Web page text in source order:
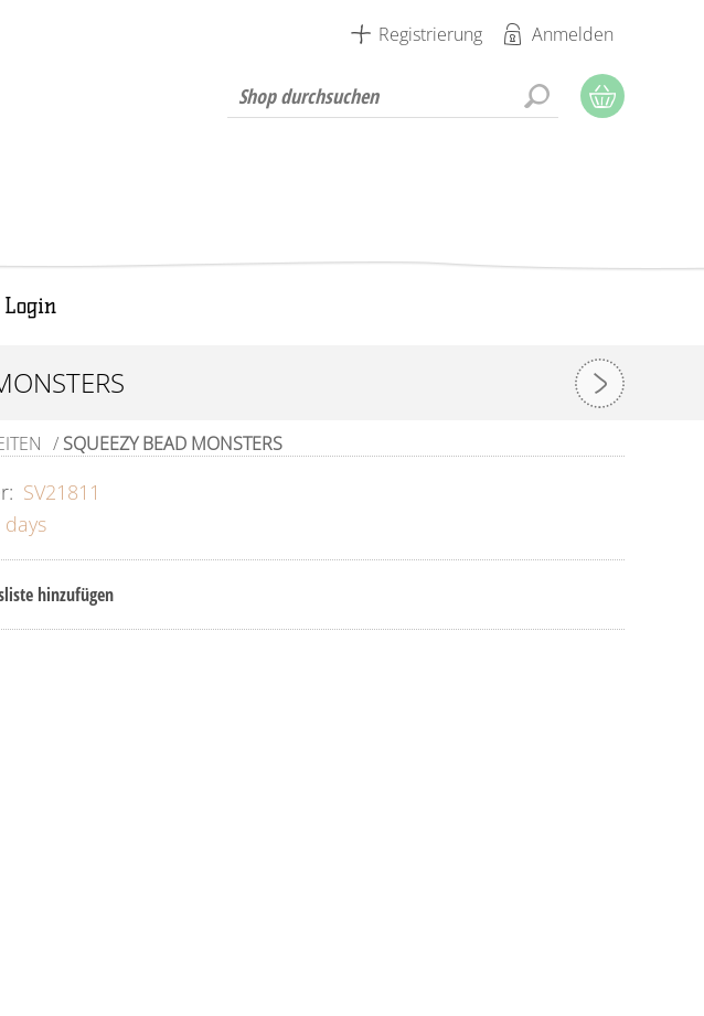
Registrierung Anmelden
Login
/ SQUEEZY BEAD MONSTERS
SV21811
days